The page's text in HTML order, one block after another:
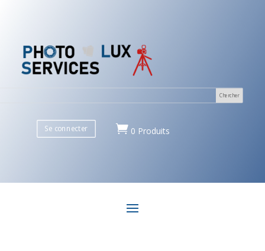
Se connecter  0 Produits